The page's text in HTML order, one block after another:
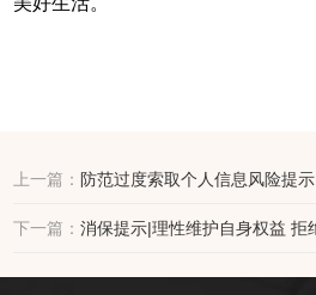
上一篇： 防范过度索取个人信息风险提示
下一篇：